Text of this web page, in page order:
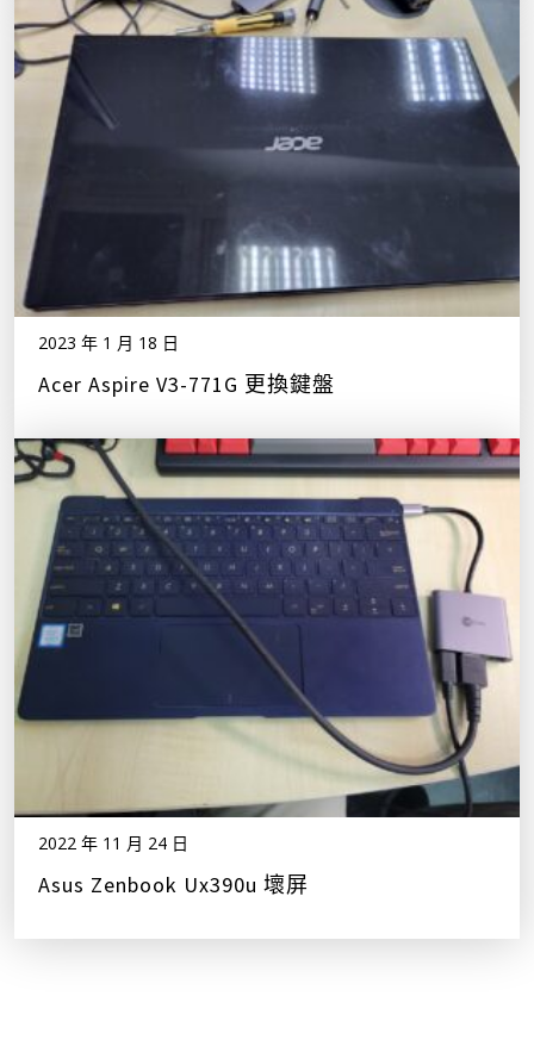
2023 年 1 月 18 日
Acer Aspire V3-771G 更換鍵盤
2022 年 11 月 24 日
Asus Zenbook Ux390u 壞屏